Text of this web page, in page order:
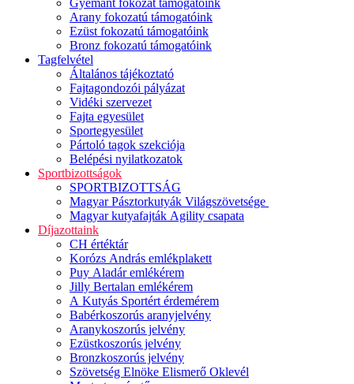
Gyémánt fokozat támogatóink
Arany fokozatú támogatóink
Ezüst fokozatú támogatóink
Bronz fokozatú támogatóink
Tagfelvétel
Általános tájékoztató
Fajtagondozói pályázat
Vidéki szervezet
Fajta egyesület
Sportegyesület
Pártoló tagok szekciója
Belépési nyilatkozatok
Sportbizottságok
SPORTBIZOTTSÁG
Magyar Pásztorkutyák Világszövetsége
Magyar kutyafajták Agility csapata
Díjazottaink
CH értéktár
Korózs András emlékplakett
Puy Aladár emlékérem
Jilly Bertalan emlékérem
A Kutyás Sportért érdemérem
Babérkoszorús aranyjelvény
Aranykoszorús jelvény
Ezüstkoszorús jelvény
Bronzkoszorús jelvény
Szövetség Elnöke Elismerő Oklevél